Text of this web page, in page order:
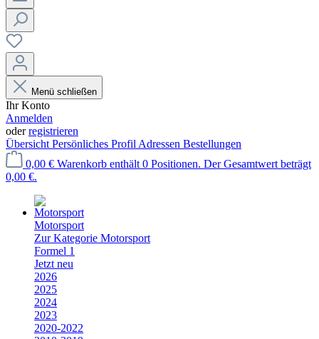
Menü schließen
Ihr Konto
Anmelden
oderregistrieren
Übersicht Persönliches Profil Adressen Bestellungen
0,00 € Warenkorb enthält 0 Positionen. Der Gesamtwert beträgt
0,00 €.
Motorsport
Zur Kategorie Motorsport
Formel 1
Jetzt neu
2026
2025
2024
2023
2020-2022